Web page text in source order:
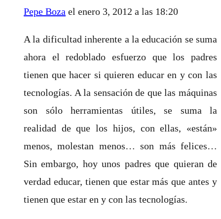
Pepe Boza el enero 3, 2012 a las 18:20
A la dificultad inherente a la educación se suma
ahora el redoblado esfuerzo que los padres
tienen que hacer si quieren educar en y con las
tecnologías. A la sensación de que las máquinas
son sólo herramientas útiles, se suma la
realidad de que los hijos, con ellas, «están»
menos, molestan menos… son más felices…
Sin embargo, hoy unos padres que quieran de
verdad educar, tienen que estar más que antes y
tienen que estar en y con las tecnologías.